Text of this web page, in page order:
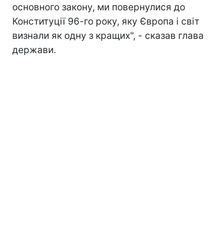
основного закону, ми повернулися до
Конституції 96-го року, яку Європа і світ
визнали як одну з кращих", - сказав глава
держави.